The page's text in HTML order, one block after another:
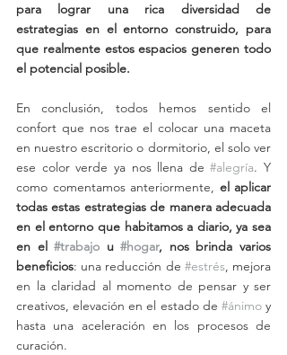
para lograr una rica diversidad de
estrategias en el entorno construido, para
que realmente estos espacios generen todo
el potencial posible.
En conclusión, todos hemos sentido el
confort que nos trae el colocar una maceta
en nuestro escritorio o dormitorio, el solo ver
ese color verde ya nos llena de #alegría. Y
como comentamos anteriormente, el aplicar
todas estas estrategias de manera adecuada
en el entorno que habitamos a diario, ya sea
en el #trabajo u #hogar, nos brinda varios
beneficios: una reducción de #estrés, mejora
en la claridad al momento de pensar y ser
creativos, elevación en el estado de #ánimo y
hasta una aceleración en los procesos de
curación.